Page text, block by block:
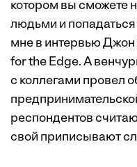
котором вы сможете
людьми и
мне в интервью Джон
for the Edge. А
с коллегами провел
респондентов
свой приписывают